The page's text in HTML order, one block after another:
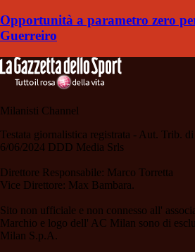
Opportunità a parametro zero
Guerreiro
Milanisti Channel
Testata giornalistica registrata - Aut. Trib.
6/06/2024 DDD Media Srls
Direttore Responsabile: Marco Torretta
Vice Direttore: Max Bambara.
Sito non ufficiale e non connesso all'
Marchio e logo dell' AC Milan sono di
Milan S.p.A.